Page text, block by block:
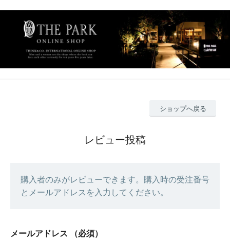
ショップへ戻る
レビュー投稿
購入者のみがレビューできます。購入時の受注番号
とメールアドレスを入力してください。
メールアドレス （必須）